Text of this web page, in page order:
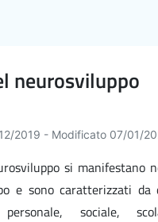
neurosviluppo
2019 - Modificato 07/01/
si manifestano
e sono caratterizzati da
personale, sociale,